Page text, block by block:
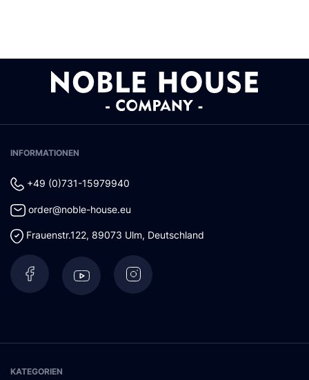
INFORMATIONEN
+49 (0)731-15979940
order@noble-house.eu
Frauenstr.122, 89073 Ulm, Deutschland
KATEGORIEN